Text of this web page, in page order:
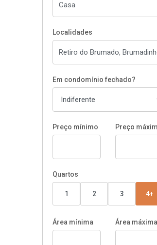
Localidades
Em condomínio fechado?
Preço mínimo Preço
Quartos
1 2 3 4+
Área mínima Área máxima